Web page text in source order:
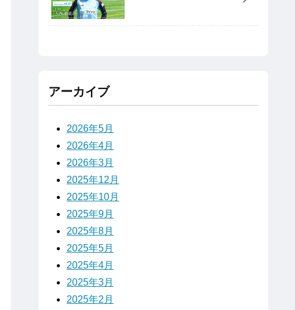
アーカイブ
2026年5月
2026年4月
2026年3月
2025年12月
2025年10月
2025年9月
2025年8月
2025年5月
2025年4月
2025年3月
2025年2月